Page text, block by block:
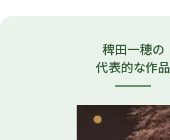
稗田一穂の
代表的な作品